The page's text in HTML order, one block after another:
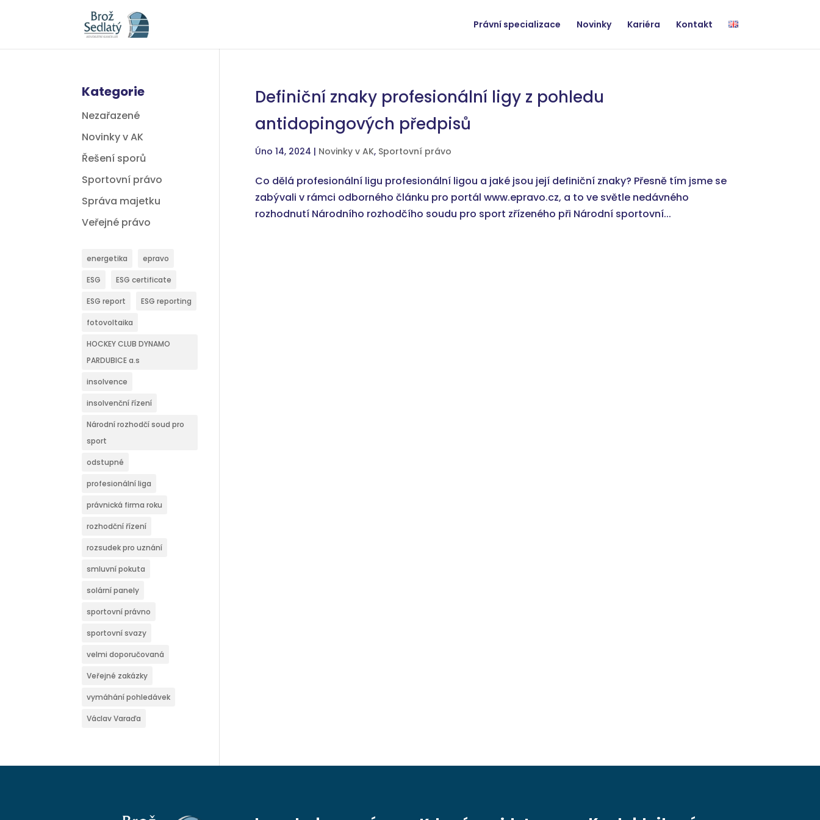
Právní specializace Novinky Kariéra Kontakt
Definiční znaky profesionální ligy z pohledu
antidopingových předpisů
Úno 14, 2024 | Novinky v AK, Sportovní právo
Co dělá profesionální ligu profesionální ligou a jaké jsou její definiční znaky? Přesně tím jsme se
zabývali v rámci odborného článku pro portál www.epravo.cz, a to ve světle nedávného
rozhodnutí Národního rozhodčího soudu pro sport zřízeného při Národní sportovní...
Kategorie
Nezařazené
Novinky v AK
Řešení sporů
Sportovní právo
Správa majetku
Veřejné právo
energetika epravo
ESG ESG certificate
ESG report ESG reporting
fotovoltaika
HOCKEY CLUB DYNAMO
PARDUBICE a.s
insolvence
insolvenční řízení
Národní rozhodčí soud pro
sport
odstupné
profesionální liga
právnická firma roku
rozhodční řízení
rozsudek pro uznání
smluvní pokuta
solární panely
sportovní právno
sportovní svazy
velmi doporučovaná
Veřejné zakázky
vymáhání pohledávek
Václav Varaďa